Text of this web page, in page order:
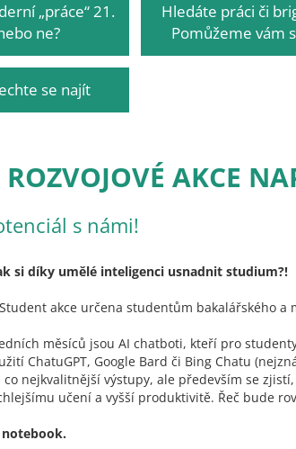
„práce“ 21.
ne?
Hledáte práci či
Pomůžeme vám
se najít
AKCE
s námi!
si díky umělé inteligenci usnadnit studium?!
akce určena studentům bakalářského a
měsíců jsou AI chatboti, kteří pro
ChatuGPT, Google Bard či Bing Chatu
nejkvalitnější výstupy, ale především se
učení a vyšší produktivitě. Řeč bude